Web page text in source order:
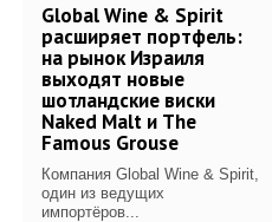
Global Wine & Spirit
расширяет портфель:
на рынок Израиля
выходят новые
шотландские виски
Naked Malt и The
Famous Grouse
Компания Global Wine & Spirit,
один из ведущих
импортёров...